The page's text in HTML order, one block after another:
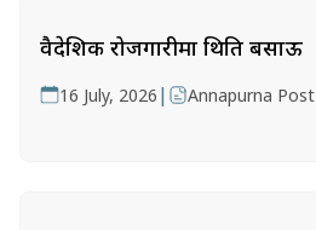
वैदेशिक रोजगारीमा थिति बसाऊ
16 July, 2026 | Annapurna Post